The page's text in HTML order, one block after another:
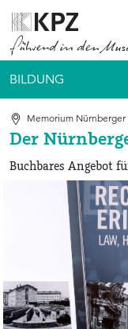
Zur Service Navigation
Zur Hauptnavigation
Zum Inhalt
BILDUNG
Memorium Nürnberger
Der
Buchbares Angebot